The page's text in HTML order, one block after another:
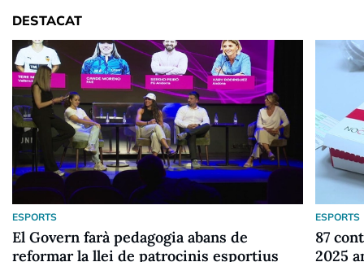
DESTACAT
ESPORTS
El Govern farà pedagogia abans de
reformar la llei de patrocinis esportius
ESPORTS
87
2025